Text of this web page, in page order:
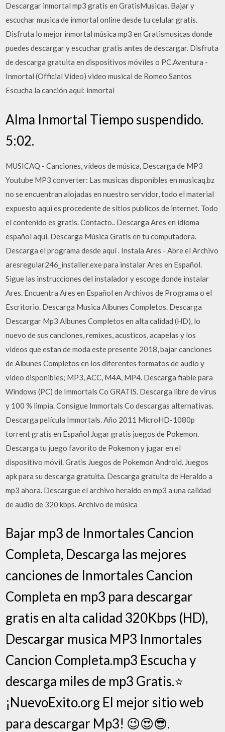
Descargar inmortal mp3 gratis en GratisMusicas. Bajar y
escuchar musica de inmortal online desde tu celular gratis.
Disfruta lo mejor inmortal música mp3 en Gratismusicas donde
puedes descargar y escuchar gratis antes de descargar. Disfruta
de descarga gratuita en dispositivos móviles o PC.Aventura -
Inmortal (Official Video) video musical de Romeo Santos
Escucha la canción aquí: inmortal
Alma Inmortal Tiempo suspendido.
5:02.
MUSICAQ - Canciones, vídeos de música, Descarga de MP3
Youtube MP3 converter: Las musicas disponibles en musicaq.bz
no se encuentran alojadas en nuestro servidor, todo el material
expuesto aqui es procedente de sitios publicos de internet. Todo
el contenido es gratis. Contacto.. Descarga Ares en idioma
español aquí. Descarga Música Gratis en tu computadora.
Descarga el programa desde aquí . Instala Ares - Abre el Archivo
aresregular246_installer.exe para instalar Ares en Español.
Sigue las instrucciones del instalador y escoge donde instalar
Ares. Encuentra Ares en Español en Archivos de Programa o el
Escritorio. Descarga Musica Albunes Completos. Descarga
Descargar Mp3 Albunes Completos en alta calidad (HD), lo
nuevo de sus canciones, remixes, acusticos, acapelas y los
videos que estan de moda este presente 2018, bajar canciones
de Albunes Completos en los diferentes formatos de audio y
video disponibles; MP3, ACC, M4A, MP4. Descarga fiable para
Windows (PC) de Immortals Co GRATIS. Descarga libre de virus
y 100 % limpia. Consigue Immortals Co descargas alternativas.
Descarga película Immortals. Año 2011 MicroHD-1080p
torrent gratis en Español Jugar gratis juegos de Pokemon.
Descarga tu juego favorito de Pokemon y jugar en el
dispositivo móvil. Gratis Juegos de Pokemon Android. Juegos
apk para su descarga gratuita. Descarga gratuita de Heraldo a
mp3 ahora. Descargue el archivo heraldo en mp3 a una calidad
de audio de 320 kbps. Archivo de música
Bajar mp3 de Inmortales Cancion
Completa, Descarga las mejores
canciones de Inmortales Cancion
Completa en mp3 para descargar
gratis en alta calidad 320Kbps (HD),
Descargar musica MP3 Inmortales
Cancion Completa.mp3 Escucha y
descarga miles de mp3 Gratis.⭐
¡NuevoExito.org El mejor sitio web
para descargar Mp3! 😉😍😎.